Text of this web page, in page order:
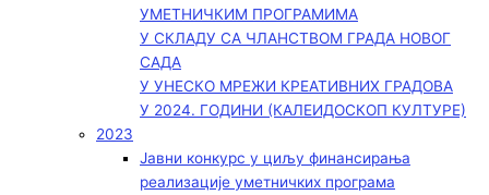
УМЕТНИЧКИМ ПРОГРАМИМА
У СКЛАДУ СА ЧЛАНСТВОМ ГРАДА НОВОГ
САДА
У УНЕСКО МРЕЖИ КРЕАТИВНИХ ГРАДОВА
У 2024. ГОДИНИ (КАЛЕИДОСКОП КУЛТУРЕ)
2023
Јавни конкурс у циљу финансирања
реализације уметничких програма